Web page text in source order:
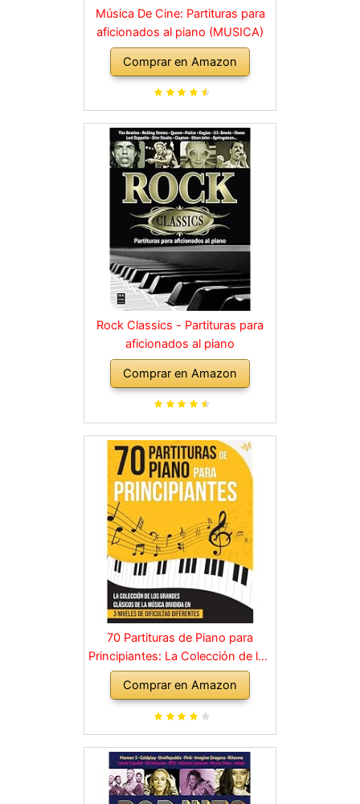
Música De Cine: Partituras para
aficionados al piano (MUSICA)
Comprar en Amazon
Rock Classics - Partituras para
aficionados al piano
Comprar en Amazon
70 Partituras de Piano para
Principiantes: La Colección de los
Grandes Clásicos de la Música
dividida en 3 Niveles de dificultad
diferentes
Comprar en Amazon